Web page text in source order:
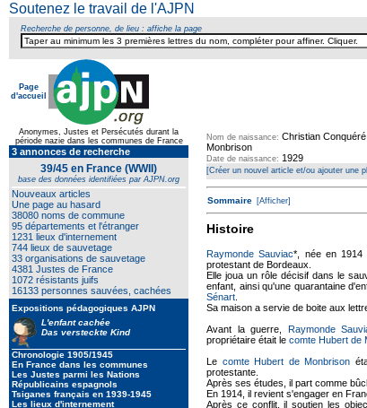
Soutenez le travail de l'AJPN
Recherche de personne, de lieu : affiche la page
Page
d'accueil
Anonymes, Justes et Persécutés durant la
période nazie dans les communes de France
3 annonces de recherche
39/45 en France (WWII)
base des données identifiées par AJPN.org
Nouveaux articles
Une page au hasard
38080 noms de commune
95 départements et l'étranger
1231 lieux d'internement
744 lieux de sauvetage
33 organisations de sauvetage
4381 Justes de France
1072 résistants juifs
16133 personnes sauvées, cachées
Expositions pédagogiques AJPN
L'enfant cachée
Das versteckte Kind
Chronologie 1905/1945
En France dans les communes
Les Justes parmi les Nations
Républicains espagnols
Tsiganes français en 1939-1945
Les lieux d'internement
Nom de naissance: Christian
Monbrison
Date de naissance: 1929
[Créer un nouvel article et/ou ajouter une
Sommaire [Afficher]
Histoire
Raymonde Sauviac*, née en 1914
protestant de Bordeaux.
Elle joua un rôle décisif dans le
enfant, ainsi qu'une quarantaine
Sénart
Sa maison a servie de boite aux
Avant la guerre, Raymonde
propriétaire était le comte Hubert de
Le comte Hubert de Monbrison
protestante.
Après ses études, il part comme
En 1914, il revient s'engager en
Après ce conflit, il soutien les